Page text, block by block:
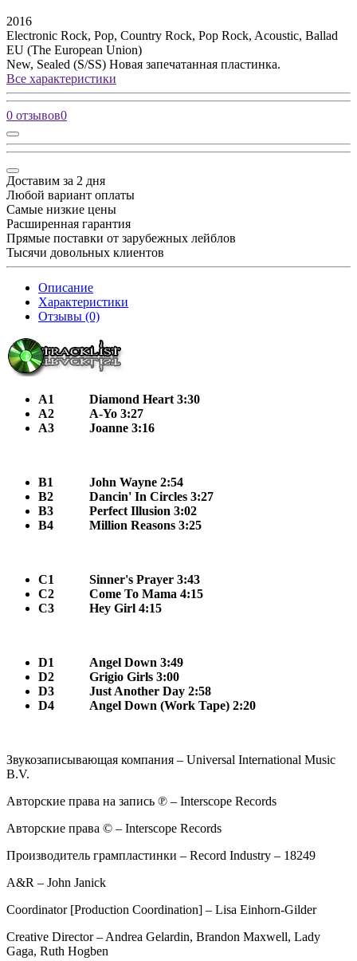
2016
Electronic Rock, Pop, Country Rock, Pop Rock, Acoustic, Ballad
EU (The European Union)
New, Sealed (S/SS) Новая запечатанная пластинка.
Все характеристики
0 отзывов0
Доставим за 2 дня
Любой вариант оплаты
Самые низкие цены
Расширенная гарантия
Прямые поставки от зарубежных лейблов
Тысячи довольных клиентов
Описание
Характеристики
Отзывы (0)
A1
Diamond Heart 3:30
A2
A-Yo 3:27
A3
Joanne 3:16
B1
John Wayne 2:54
B2
Dancin' In Circles 3:27
B3
Perfect Illusion 3:02
B4
Million Reasons 3:25
C1
Sinner's Prayer 3:43
C2
Come To Mama 4:15
C3
Hey Girl 4:15
D1
Angel Down 3:49
D2
Grigio Girls 3:00
D3
Just Another Day 2:58
D4
Angel Down (Work Tape) 2:20
Звукозаписывающая компания – Universal International Music
B.V.
Авторские права на запись ℗ – Interscope Records
Авторские права © – Interscope Records
Производитель грампластинки – Record Industry – 18249
A&R – John Janick
Coordinator [Production Coordination] – Lisa Einhorn-Gilder
Creative Director – Andrea Gelardin, Brandon Maxwell, Lady
Gaga, Ruth Hogben